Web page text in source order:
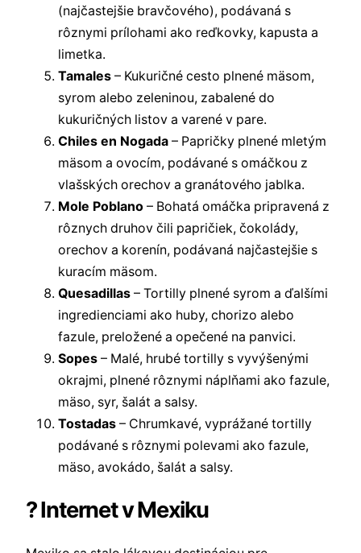
(najčastejšie bravčového), podávaná s
rôznymi prílohami ako reďkovky, kapusta a
limetka.
Tamales – Kukuričné cesto plnené mäsom,
syrom alebo zeleninou, zabalené do
kukuričných listov a varené v pare.
Chiles en Nogada – Papričky plnené mletým
mäsom a ovocím, podávané s omáčkou z
vlašských orechov a granátového jablka.
Mole Poblano – Bohatá omáčka pripravená z
rôznych druhov čili papričiek, čokolády,
orechov a korenín, podávaná najčastejšie s
kuracím mäsom.
Quesadillas – Tortilly plnené syrom a ďalšími
ingredienciami ako huby, chorizo alebo
fazule, preložené a opečené na panvici.
Sopes – Malé, hrubé tortilly s vyvýšenými
okrajmi, plnené rôznymi náplňami ako fazule,
mäso, syr, šalát a salsy.
Tostadas – Chrumkavé, vyprážané tortilly
podávané s rôznymi polevami ako fazule,
mäso, avokádo, šalát a salsy.
? Internet v Mexiku